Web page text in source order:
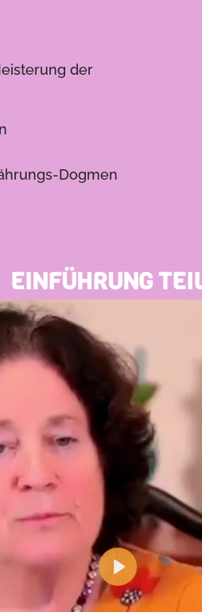
der
Dogmen
EINFÜHRUNG TEIL 4